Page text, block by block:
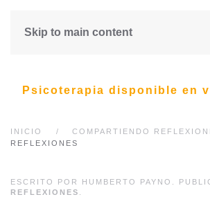
Skip to main content
Psicoterapia disponible en
INICIO
COMPARTIENDO
REFLEXIONES
ESCRITO POR HUMBERTO PAYNO.
REFLEXIONES